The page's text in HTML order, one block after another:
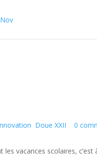
Doue XXII 0
les vacances scolaires,